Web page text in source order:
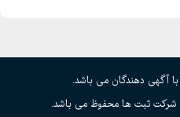
آگهی دهندگان می باشد.
شرکت ثبت ها محفوظ می باشد.